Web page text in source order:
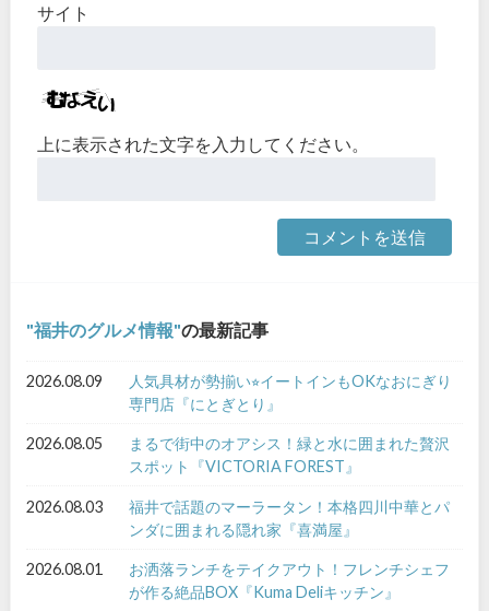
サイト
上に表示された文字を入力してください。
福井のグルメ情報 の最新記事
2026.08.09
人気具材が勢揃い⭐︎イートインもOKなおにぎり
専門店『にとぎとり』
2026.08.05
まるで街中のオアシス！緑と水に囲まれた贅沢
スポット『VICTORIA FOREST』
2026.08.03
福井で話題のマーラータン！本格四川中華とパ
ンダに囲まれる隠れ家『喜満屋』
2026.08.01
お洒落ランチをテイクアウト！フレンチシェフ
が作る絶品BOX『Kuma Deliキッチン』